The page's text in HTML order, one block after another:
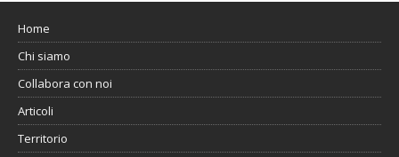
Home
Chi siamo
Collabora con noi
Articoli
Territorio